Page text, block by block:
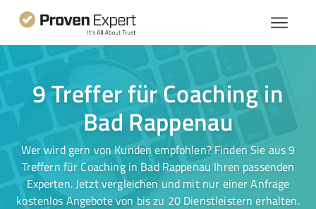
9 Treffer für Coaching in
Bad Rappenau
Wer wird gern von Kunden empfohlen? Finden Sie aus 9
Treffern für Coaching in Bad Rappenau Ihren passenden
Experten. Jetzt vergleichen und mit nur einer Anfrage
kostenlos Angebote von bis zu 20 Dienstleistern erhalten.